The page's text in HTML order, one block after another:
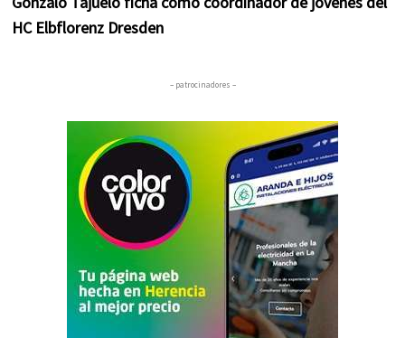
HC Elbflorenz Dresden
– patrocinadores –